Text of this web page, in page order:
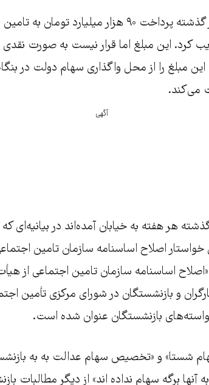
مجلس شورای اسلامی روز گذشته پرداخت ۹۰ هزار
کرد. این مبلغ اما قرار نیست به صورت
مبلغ را از محل واگذاری سهام دولت در
می‌کند.
آگهی
هر هفته به خیابان آمده‌اند در بیانیه‌ای
اصلاح اساسنامه سازمان تامین
اساسنامه سازمان تامین اجتماعی از
و بازنشستگان در شورای مرکزی تأمین
بازنشستگان عنوان شده است.
شستا» و «تخصیص سهام عدالت به به
برگه‌ سهام نداده اند» از دیگر مطالبات